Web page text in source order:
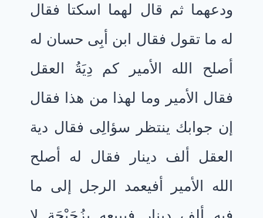
ودعهما ثم قال لهما اسكتا فقال
له ما تقول فقال ابن أبِى حسان له
أصلح الله الأمير كم دِيَةُ العقل
فقال الأمير وما لهذا من هذا فقال
إن جوابك ينتظر سؤالِى فقال دية
العقل ألف دينار فقال له أصلح
الله الأمير أفيعمد الرجل إلى ما